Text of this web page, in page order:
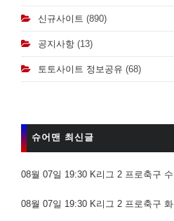
신규사이트 (890)
공지사항 (13)
토토사이트 정보공유 (68)
슈어맨 최신글
08월 07일 19:30 K리그 2 프로축구
08월 07일 19:30 K리그 2 프로축구